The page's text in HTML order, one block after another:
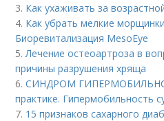
3. Как ухаживать за
4. Как убрать мелкие морщинки
Биоревитализация MesoEye
5.Лечение остеоартроза в
причины разрушения хряща
6.СИНДРОМ
практике. Гипермобильность
7. 15 признаков сахарного